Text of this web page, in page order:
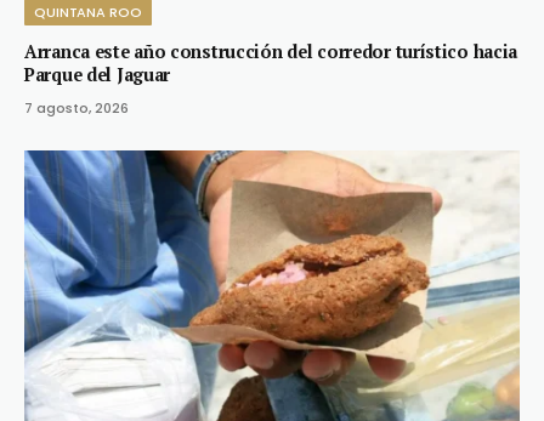
QUINTANA ROO
Arranca este año construcción del corredor turístico hacia
Parque del Jaguar
7 agosto, 2026